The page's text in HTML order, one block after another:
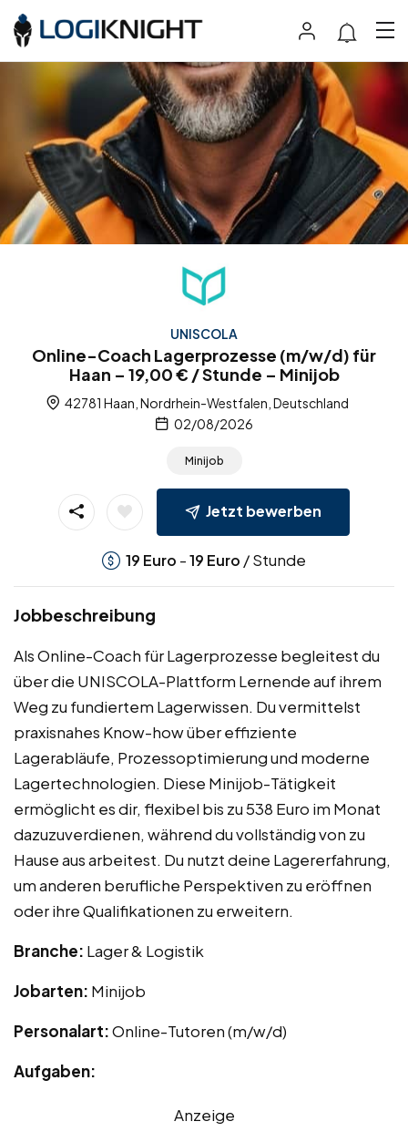
UNISCOLA
Online-Coach Lagerprozesse (m/w/d) für
Haan – 19,00 € / Stunde – Minijob
42781 Haan, Nordrhein-Westfalen, Deutschland
02/08/2026
Minijob
Jetzt bewerben
19 Euro -19 Euro / Stunde
Jobbeschreibung
Als Online-Coach für Lagerprozesse begleitest du
über die UNISCOLA-Plattform Lernende auf ihrem
Weg zu fundiertem Lagerwissen. Du vermittelst
praxisnahes Know-how über effiziente
Lagerabläufe, Prozessoptimierung und moderne
Lagertechnologien. Diese Minijob-Tätigkeit
ermöglicht es dir, flexibel bis zu 538 Euro im Monat
dazuzuverdienen, während du vollständig von zu
Hause aus arbeitest. Du nutzt deine Lagererfahrung,
um anderen berufliche Perspektiven zu eröffnen
oder ihre Qualifikationen zu erweitern.
Branche: Lager & Logistik
Jobarten: Minijob
Personalart:Online-Tutoren (m/w/d)
Aufgaben:
Anzeige